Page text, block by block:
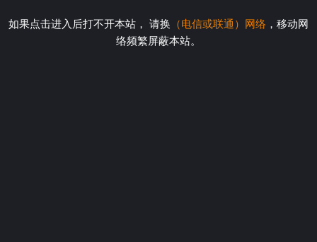
如果点击进入后打不开本站， 请换 （电信或联通）网络 ，移动网
络频繁屏蔽本站。